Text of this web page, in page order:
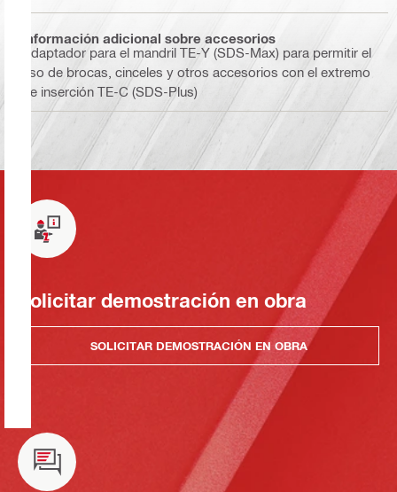
Información adicional sobre accesorios
Adaptador para el mandril TE-Y (SDS-Max) para permitir el
uso de brocas, cinceles y otros accesorios con el extremo
de inserción TE-C (SDS-Plus)
Solicitar demostración en obra
SOLICITAR DEMOSTRACIÓN EN OBRA